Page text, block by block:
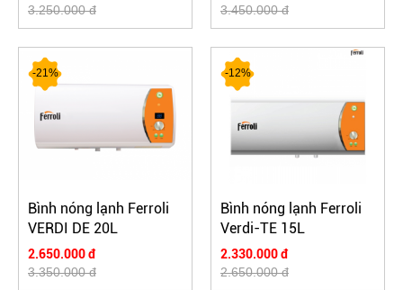
3.250.000 đ
3.450.000 đ
-21%
Bình nóng lạnh Ferroli
VERDI DE 20L
2.650.000 đ
3.350.000 đ
-12%
Bình nóng lạnh Ferroli
Verdi-TE 15L
2.330.000 đ
2.650.000 đ